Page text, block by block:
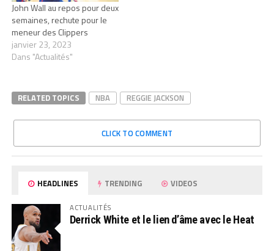
John Wall au repos pour deux
semaines, rechute pour le
meneur des Clippers
janvier 23, 2023
Dans "Actualités"
RELATED TOPICS NBA REGGIE JACKSON
CLICK TO COMMENT
HEADLINES TRENDING VIDEOS
ACTUALITÉS
Derrick White et le lien d’âme avec le Heat